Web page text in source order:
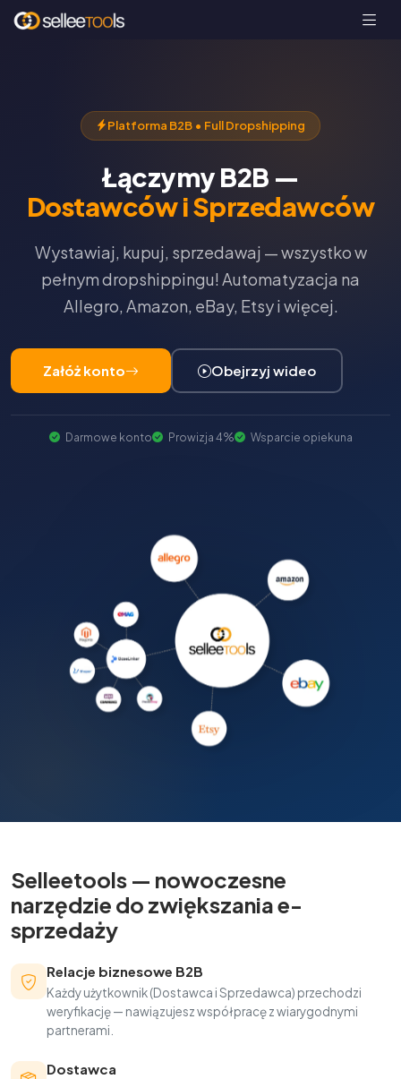
Platforma B2B • Full Dropshipping
Łączymy B2B —
Dostawców i Sprzedawców
Wystawiaj, kupuj, sprzedawaj — wszystko w
pełnym dropshippingu! Automatyzacja na
Allegro, Amazon, eBay, Etsy i więcej.
Załóż konto Obejrzyj wideo
Darmowe konto Prowizja 4% Wsparcie opiekuna
Selleetools — nowoczesne
narzędzie do zwiększania e-
sprzedaży
Relacje biznesowe B2B
Każdy użytkownik (Dostawca i Sprzedawca) przechodzi
weryfikację — nawiązujesz współpracę z wiarygodnymi
partnerami.
Dostawca